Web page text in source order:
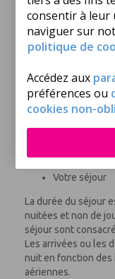
consentir à leur
naviguer sur
politique de
Accédez aux
préférences ou
cookies non-
intérieur.
Bagages «
Certains bagages
supplément à
demande préalable
charge des
transport des «
Votre séjour
La durée du séjour
nuitées et non de
séjour sont
Les arrivées ou les
nuit en fonction des
aériennes.